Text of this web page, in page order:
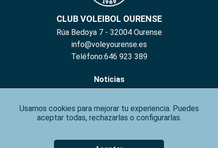
CLUB VOLEIBOL OURENSE
Rúa Bedoya 7 - 32004 Ourense
info@voleyourense.es
Teléfono:646 923 389
Noticias
Inscribete
Contacto
Usamos cookies para mejorar tu experiencia. Puedes
aceptar todas, rechazarlas o configurarlas.